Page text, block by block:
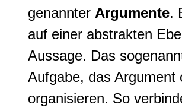
genannter Argumente.
auf einer abstrakten
Aussage. Das
Aufgabe, das Argument
organisieren. So